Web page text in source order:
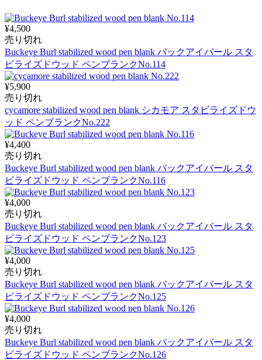
¥4,500
売り切れ
Buckeye Burl stabilized wood pen blank バックアイバール スタ
ビライズドウッド ペンブランクNo.114
¥5,900
売り切れ
cycamore stabilized wood pen blank シカモア スタビライズドウ
ッド ペンブランクNo.222
¥4,400
売り切れ
Buckeye Burl stabilized wood pen blank バックアイバール スタ
ビライズドウッド ペンブランクNo.116
¥4,000
売り切れ
Buckeye Burl stabilized wood pen blank バックアイバール スタ
ビライズドウッド ペンブランクNo.123
¥4,000
売り切れ
Buckeye Burl stabilized wood pen blank バックアイバール スタ
ビライズドウッド ペンブランクNo.125
¥4,000
売り切れ
Buckeye Burl stabilized wood pen blank バックアイバール スタ
ビライズドウッド ペンブランクNo.126